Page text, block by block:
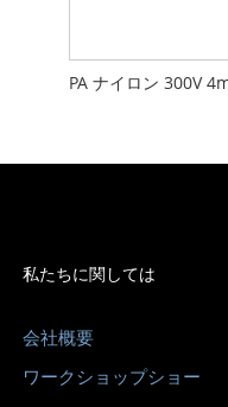
私たちに関しては
会社概要
ワークショップショー